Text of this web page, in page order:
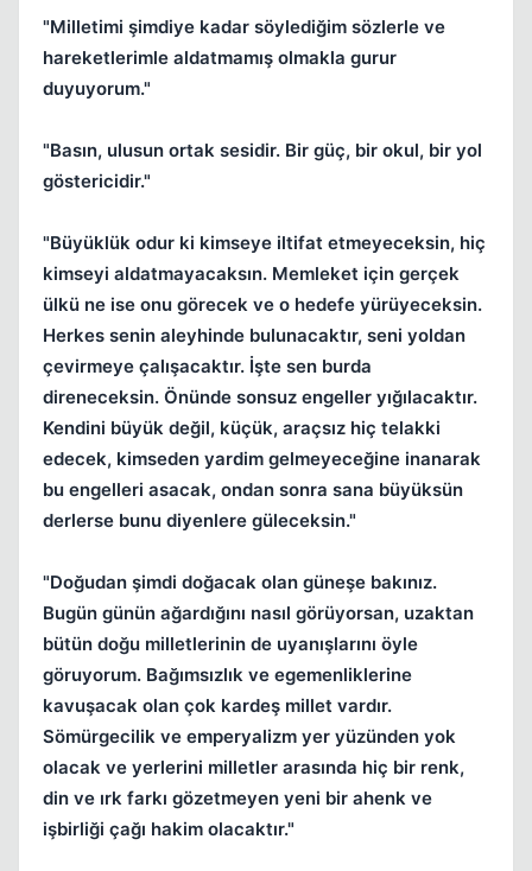
"Milletimi şimdiye kadar söylediğim sözlerle ve
hareketlerimle aldatmamış olmakla gurur
duyuyorum."
"Basın, ulusun ortak sesidir. Bir güç, bir okul, bir yol
göstericidir."
"Büyüklük odur ki kimseye iltifat etmeyeceksin, hiç
kimseyi aldatmayacaksın. Memleket için gerçek
ülkü ne ise onu görecek ve o hedefe yürüyeceksin.
Herkes senin aleyhinde bulunacaktır, seni yoldan
çevirmeye çalışacaktır. İşte sen burda
direneceksin. Önünde sonsuz engeller yığılacaktır.
Kendini büyük değil, küçük, araçsız hiç telakki
edecek, kimseden yardim gelmeyeceğine inanarak
bu engelleri asacak, ondan sonra sana büyüksün
derlerse bunu diyenlere güleceksin."
"Doğudan şimdi doğacak olan güneşe bakınız.
Bugün günün ağardığını nasıl görüyorsan, uzaktan
bütün doğu milletlerinin de uyanışlarını öyle
göruyorum. Bağımsızlık ve egemenliklerine
kavuşacak olan çok kardeş millet vardır.
Sömürgecilik ve emperyalizm yer yüzünden yok
olacak ve yerlerini milletler arasında hiç bir renk,
din ve ırk farkı gözetmeyen yeni bir ahenk ve
işbirliği çağı hakim olacaktır."